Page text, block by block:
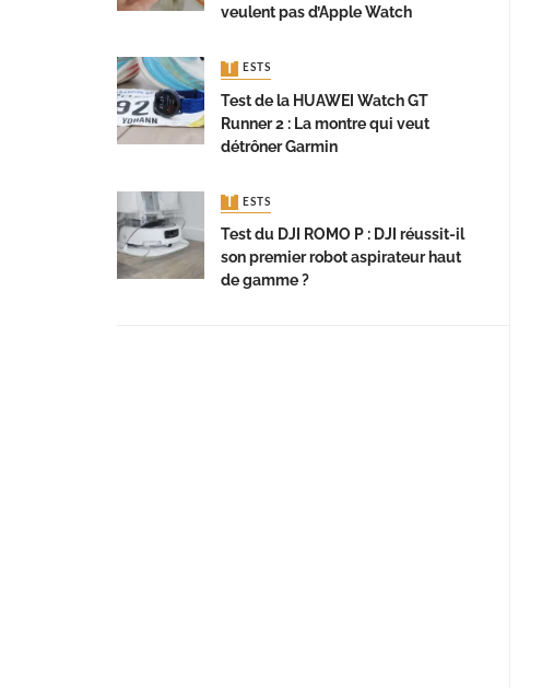
veulent pas d’Apple Watch
TESTS
Test de la HUAWEI Watch GT
Runner 2 : La montre qui veut
détrôner Garmin
TESTS
Test du DJI ROMO P : DJI réussit-il
son premier robot aspirateur haut
de gamme ?